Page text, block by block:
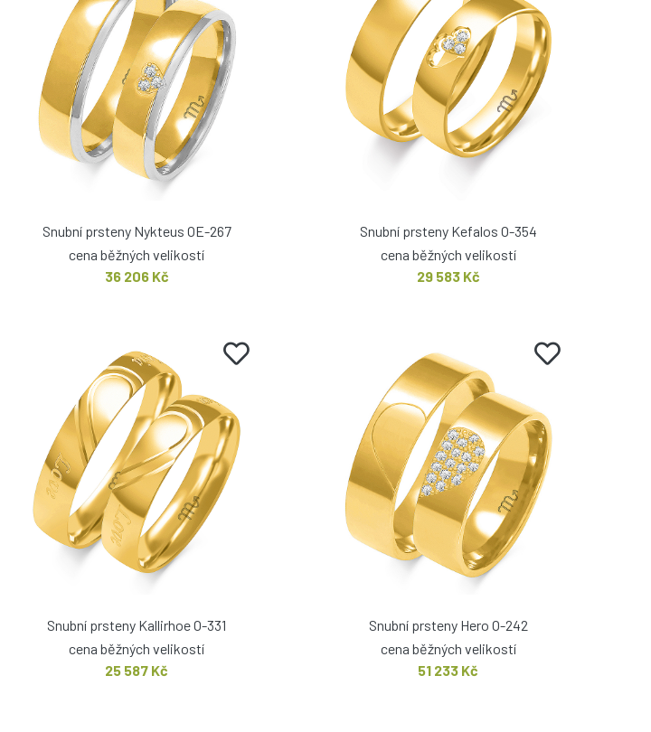
Snubní prsteny Nykteus OE-267
cena běžných velikostí
36 206 Kč
Snubní prsteny Kefalos O-354
cena běžných velikostí
29 583 Kč
Snubní prsteny Kallirhoe O-331
cena běžných velikostí
25 587 Kč
Snubní prsteny Hero O-242
cena běžných velikostí
51 233 Kč